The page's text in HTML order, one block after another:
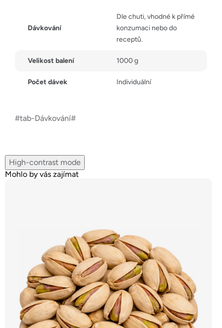
Dávkování
Dle chuti, vhodné k přímé
konzumaci nebo do
receptů.
Velikost balení 1000 g
Počet dávek Individuální
#tab-Dávkování#
High-contrast mode
Mohlo by vás zajímat